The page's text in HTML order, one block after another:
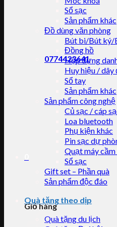
0774423641
Giỏ hàng
Sổ sạc
Sản phẩm khác
Đồ dùng văn phòng
Bút bi/Bút ký/
Đồng hồ
Hộp đựng
Huy hiệu / dây
Sổ tay
Sản phẩm khác
Sản phẩm công nghệ
Củ sạc / cáp
Loa bluetooth
Phụ kiện khác
Pin sạc dự
Quạt máy
Sổ sạc
Gift set – Phần quà
Sản phẩm độc đáo
Quà tặng theo dịp
Quà tặng du lịch